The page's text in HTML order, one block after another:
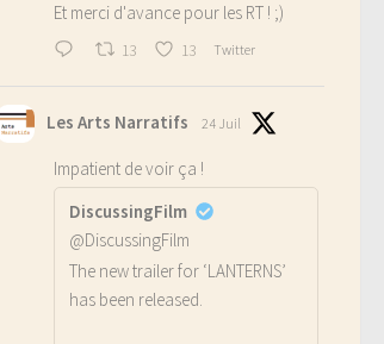
Et merci d'avance pour les RT ! ;)
13 13 Twitter
Les Arts Narratifs 24 Juil
Impatient de voir ça !
DiscussingFilm
@DiscussingFilm
The new trailer for ‘LANTERNS’
has been released.